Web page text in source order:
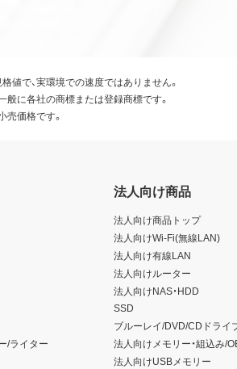
で、実環境での速度ではありません。
に各社の商標または登録商標です。
売価格です。
/ライター
法人向け商品
法人向け商品トップ
法人向けWi-Fi(無線LAN)
法人向け有線LAN
法人向けルーター
法人向けNAS・HDD
SSD
ブルーレイ/DVD/CDドライ
法人向けメモリー・組込み/
法人向けUSBメモリー